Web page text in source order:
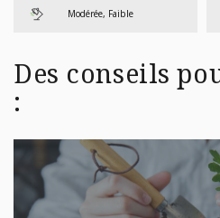
Modérée, Faible
Des conseils
: